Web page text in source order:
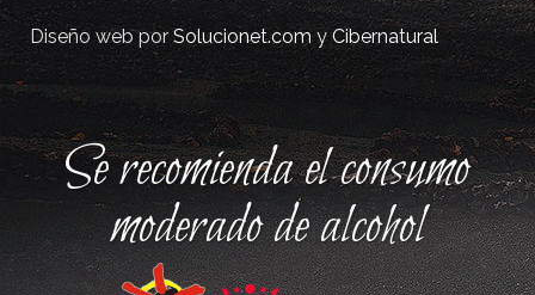
Diseño web porSolucionet.comyCibernatural
Se recomienda el consumo
moderado de alcohol